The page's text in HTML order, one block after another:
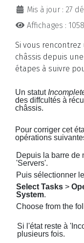
Mis à jour : 27
Affichages : 1058
Si vous
châssis depuis
étapes à suivre
Un statut
des diffcultés à
châssis.
Pour corriger cet
opérations
Depuis la barre de
'Servers'.
Puis sélectionner
Select Tasks >
System.
Choose from the
Si l'état reste à
plusieurs fois.